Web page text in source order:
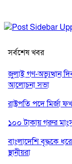
সর্বশেষ খবর
জুলাই গণ-অভ্যুত্থান
আলোচনা সভা
রাষ্ট্রপতি পদে মির্জা
১০০ টাকায় গরুর মাংস
বাংলাদেশি বৃদ্ধকে
স্থানীয়রা